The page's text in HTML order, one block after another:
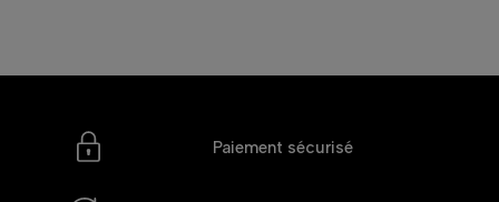
Paiement sécurisé